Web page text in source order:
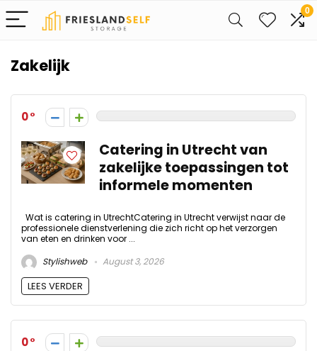
0
Zakelijk
0
Catering in Utrecht van
zakelijke toepassingen tot
informele momenten
Wat is catering in UtrechtCatering in Utrecht verwijst naar de
professionele dienstverlening die zich richt op het verzorgen
van eten en drinken voor ...
Stylishweb
August 3, 2026
LEES VERDER
0